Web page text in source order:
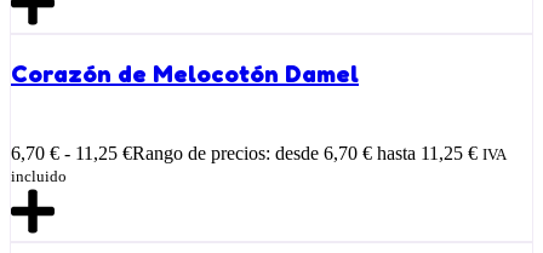
Corazón de Melocotón Damel
6,70 € - 11,25 €Rango de precios: desde 6,70 € hasta 11,25 € IVA
incluido